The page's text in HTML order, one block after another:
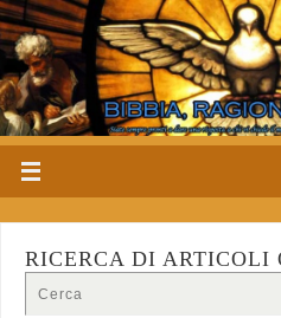
RICERCA DI ARTICOLI